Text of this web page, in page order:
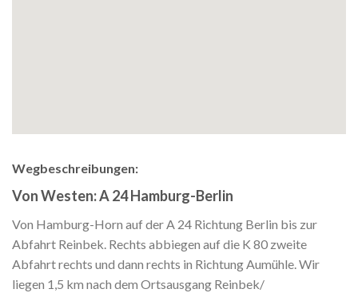
Wegbeschreibungen:
Von Westen: A 24 Hamburg-Berlin
Von Hamburg-Horn auf der A 24 Richtung Berlin bis zur
Abfahrt Reinbek. Rechts abbiegen auf die K 80 zweite
Abfahrt rechts und dann rechts in Richtung Aumühle. Wir
liegen 1,5 km nach dem Ortsausgang Reinbek/